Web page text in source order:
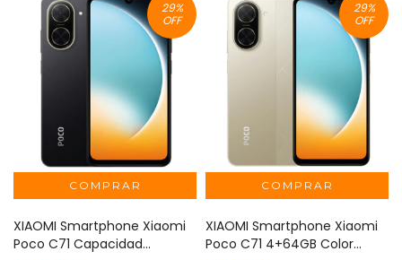
29%
OFF
XIAOMI Smartphone Xiaomi
Poco C71 Capacidad
29%
OFF
XIAOMI Smartphone Xiaomi
Poco C71 4+64GB Color